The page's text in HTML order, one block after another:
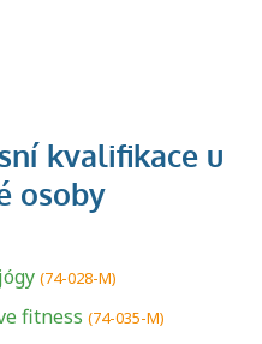
(74-028-M)
fitness (74-035-M)
kvalifikací.